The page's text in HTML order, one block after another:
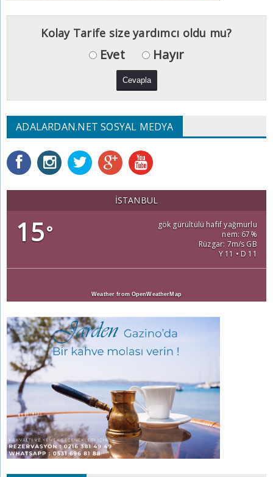
Kolay Tarife size yardımcı oldu mu?
Evet Hayır
ADALARDAN.NET SOSYAL MEDYA
İSTANBUL
15°
gök gürültülü hafif yağmurlu
nem: 67%
Rüzgar: 7m/s GB
Y 11 • D 11
Weather from OpenWeatherMap